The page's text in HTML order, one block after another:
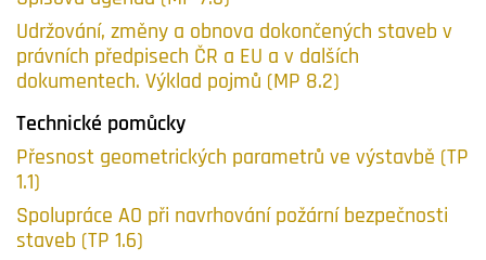
Udržování, změny a obnova dokončených staveb v
právních předpisech ČR a EU a v dalších
dokumentech. Výklad pojmů (MP 8.2)
Technické pomůcky
Přesnost geometrických parametrů ve výstavbě (TP
1.1)
Spolupráce AO při navrhování požární bezpečnosti
staveb (TP 1.6)